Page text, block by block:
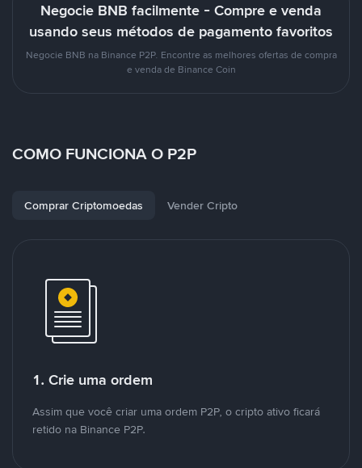
Negocie BNB facilmente - Compre e venda
usando seus métodos de pagamento favoritos
Negocie BNB na Binance P2P. Encontre as melhores ofertas de compra
e venda de Binance Coin
COMO FUNCIONA O P2P
Comprar Criptomoedas Vender Cripto
1. Crie uma ordem
Assim que você criar uma ordem P2P, o cripto ativo ficará
retido na Binance P2P.